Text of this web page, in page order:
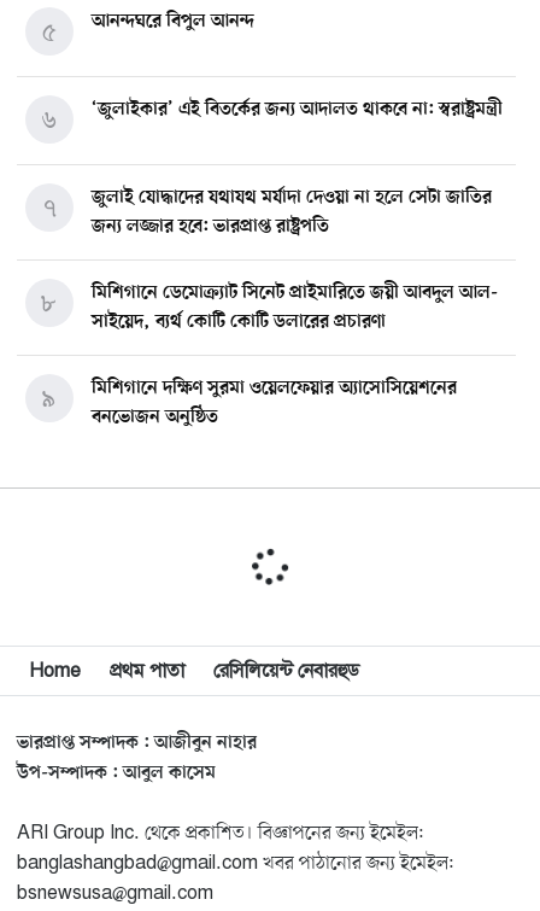
আনন্দঘরে বিপুল আনন্দ
৫
‘জুলাইকার’ এই বিতর্কের জন্য আদালত থাকবে না: স্বরাষ্ট্রমন্ত্রী
৬
জুলাই যোদ্ধাদের যথাযথ মর্যাদা দেওয়া না হলে সেটা জাতির
জন্য লজ্জার হবে: ভারপ্রাপ্ত রাষ্ট্রপতি
৭
মিশিগানে ডেমোক্র্যাট সিনেট প্রাইমারিতে জয়ী আবদুল আল-
সাইয়েদ, ব্যর্থ কোটি কোটি ডলারের প্রচারণা
৮
মিশিগানে দক্ষিণ সুরমা ওয়েলফেয়ার অ্যাসোসিয়েশনের
বনভোজন অনুষ্ঠিত
৯
বিশ্বজুড়ে কূটনৈতিক পুনর্বিন্যাস, ৫ অঞ্চলে মিশন বন্ধ করছে
১০
মিশিগানে ফ্রেন্ডস এন্ড ফ্যামিলির বনভোজনে প্রাণের উচ্ছ্বাস
মিশিগানে ডেমোক্র্যাটদের প্রাইমারিতে আল-সাইয়েদকে হারাতে
কেন এত মরিয়া ইসারায়েলি লবি এআইপ্যাক
১২
মুনা দাওয়াহ কনফারেন্স ২০২৬ সম্পর্কে প্রেস ব্রিফিং
১৩
শেখ হাসিনার সঙ্গে সংবাদ সম্মেলনে থাকছেন সাকিব আল
হাসান
১৪
Home প্রথম পাতা রেসিলিয়েন্ট নেবারহুড
ভারপ্রাপ্ত সম্পাদক : আজীবুন নাহার
উপ-সম্পাদক : আবুল কাসেম
ARI Group Inc. থেকে প্রকাশিত। বিজ্ঞাপনের জন্য ইমেইল:
banglashangbad@gmail.com খবর পাঠানোর জন্য ইমেইল:
bsnewsusa@gmail.com